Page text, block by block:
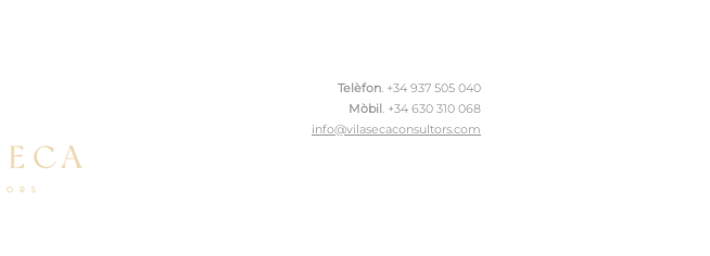
Telèfon . +34 937 505 040
Mòbil +34 630 310 068
info@vilasecaconsultors.com